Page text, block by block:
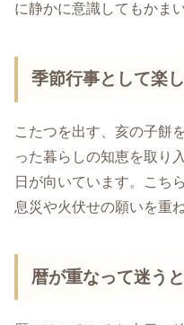
に静かに意識してもかま
季節行事として楽
こたつを出す、亥の子餅
った暮らしの知恵を取り
日が向いています。こち
息災や火伏せの願いを重
暦が重なって迷う